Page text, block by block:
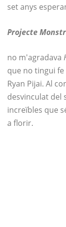
set anys
Projecte
no m'agradava
que no tingui
Ryan Pijai. Al
desvinculat del
increïbles que
a florir.